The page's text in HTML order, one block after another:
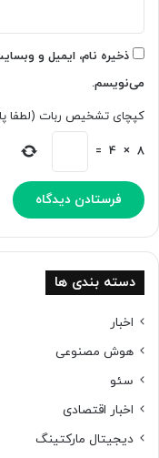
ه
P
x
e
ب
ی
ی
ل
9
س
ت
ذخیره نام، ایمیل و
می‌نویسم.
کپچای تشخیص ربات (لطفا
8
×
4
=
دسته بندی ها
اخبار
هوش مصنوعی
سئو
اخبار اقتصادی
دیجیتال مارکتینگ